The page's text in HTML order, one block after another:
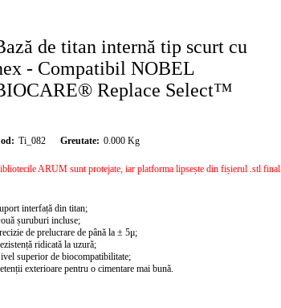
de titan internă tip scurt cu
- Compatibil NOBEL
Replace Select™
Ti_082 Greutate: 0.000 Kg
ARUM sunt protejate, iar platforma lipsește din fișierul .stl final.
interfață din titan;
șuruburi incluse;
de prelucrare de până la ± 5μ;
ridicată la uzură;
superior de biocompatibilitate;
exterioare pentru o cimentare mai bună.